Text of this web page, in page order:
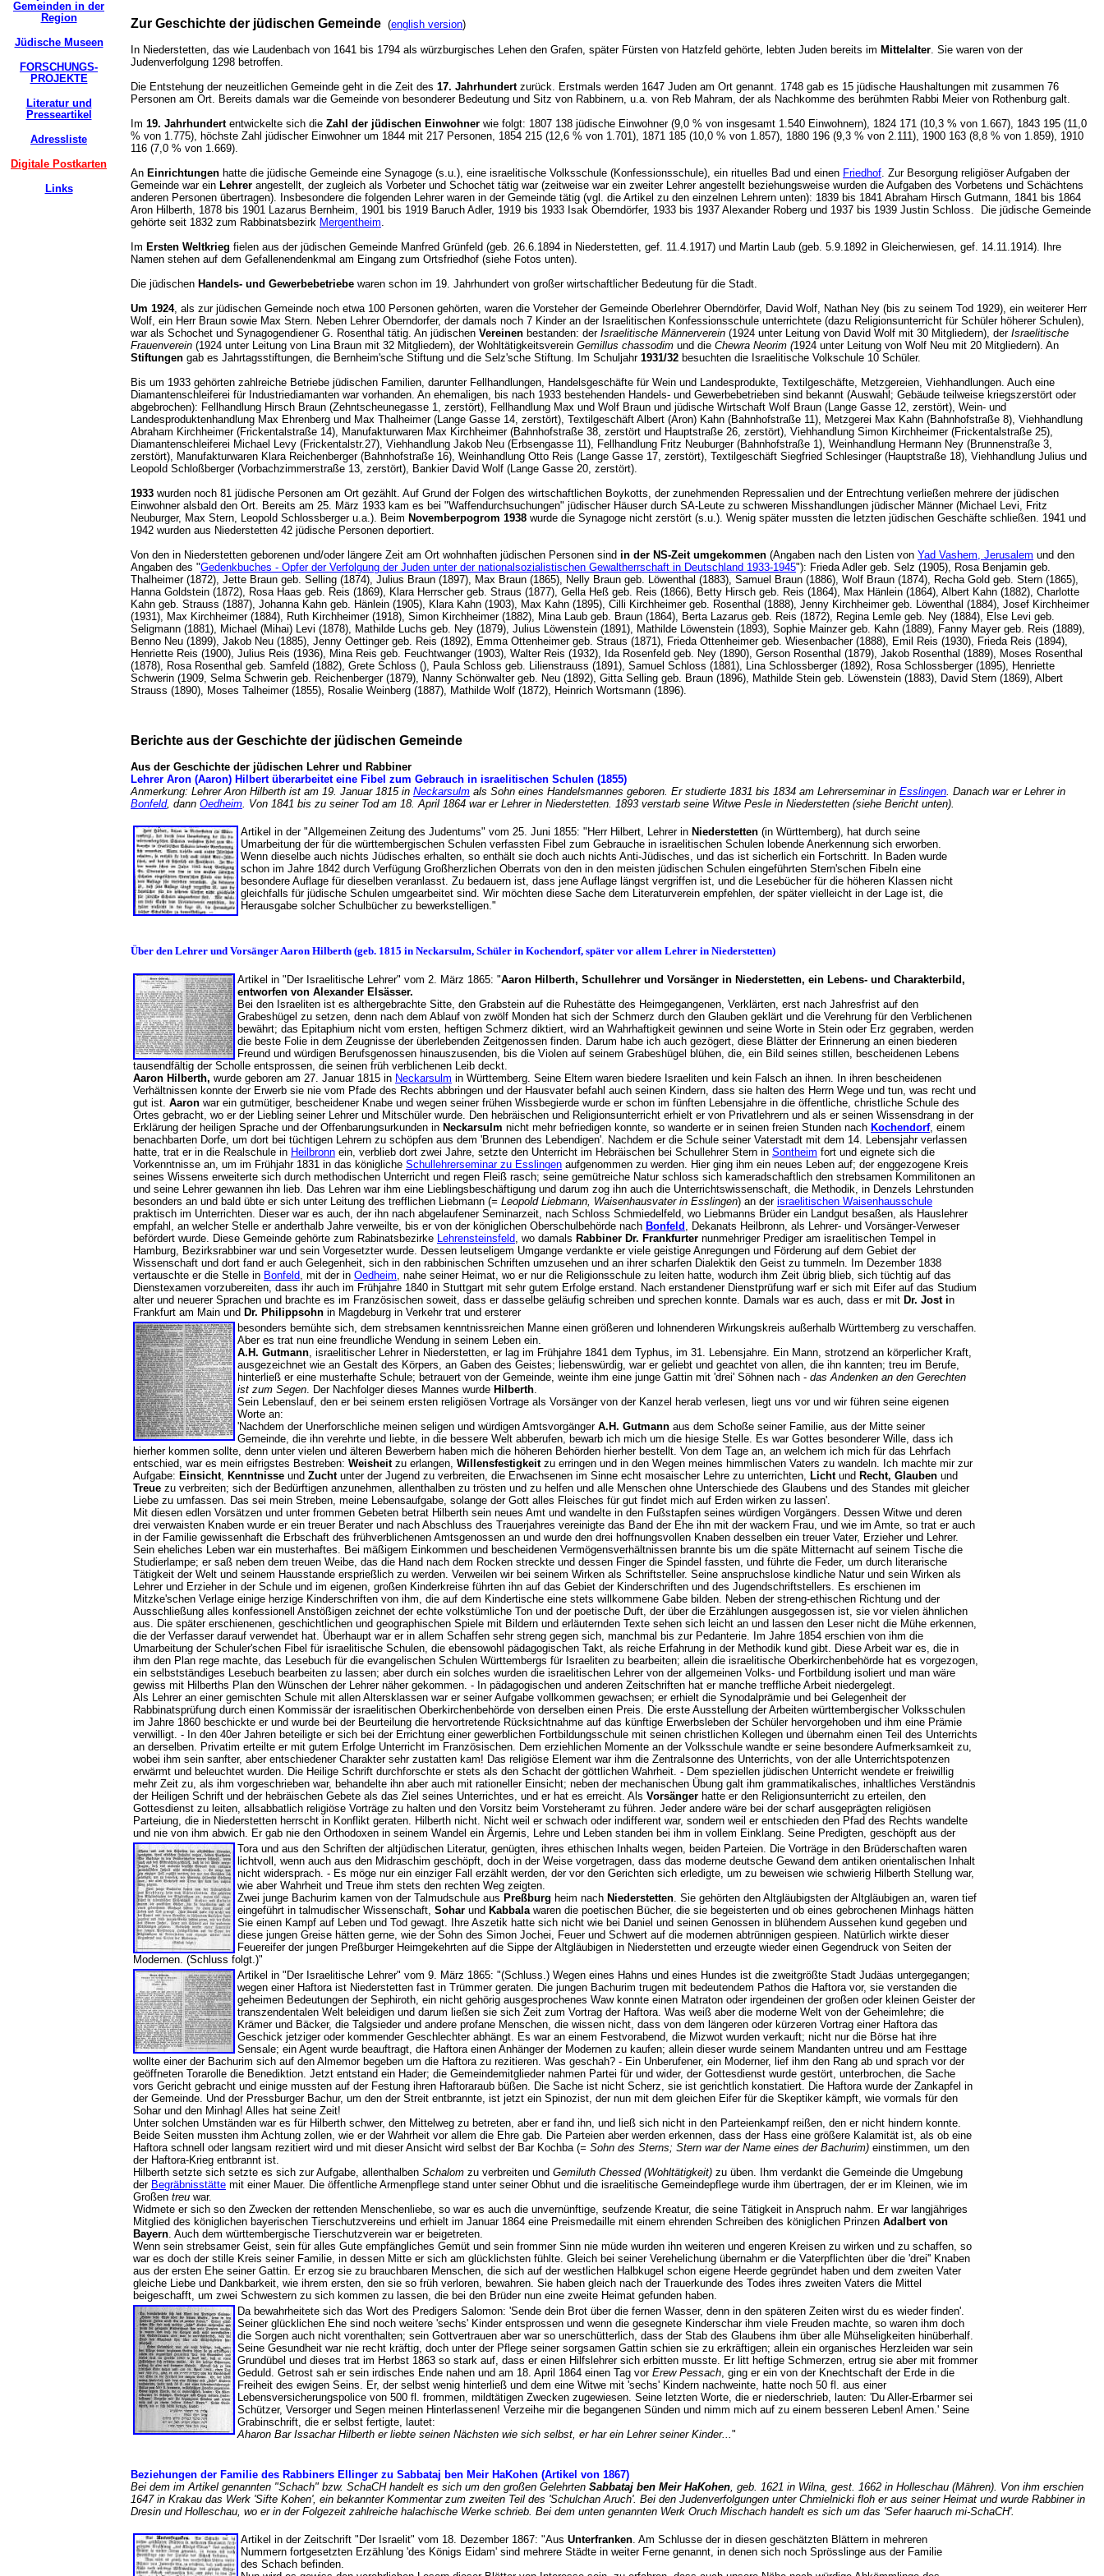
Gemeinden in der
Region
Jüdische Museen
FORSCHUNGS-
PROJEKTE
Literatur und
Presseartikel
Adressliste
Digitale Postkarten
Links
Zur Geschichte der jüdischen Gemeinde (english version)
In Niederstetten, das wie Laudenbach von 1641 bis 1794 als würzburgisches Lehen den Grafen, später Fürsten von Hatzfeld gehörte, lebten Juden bereits im Mittelalter. Sie waren von der
Judenverfolgung 1298 betroffen.
Die Entstehung der neuzeitlichen Gemeinde geht in die Zeit des 17. Jahrhundertzurück. Erstmals werden 1647 Juden am Ort genannt. 1748 gab es 15 jüdische Haushaltungen mit zusammen 76
Personen am Ort. Bereits damals war die Gemeinde von besonderer Bedeutung und Sitz von Rabbinern, u.a. von Reb Mahram, der als Nachkomme des berühmten Rabbi Meier von Rothenburg galt.
Im 19. Jahrhundertentwickelte sich die Zahl der jüdischen Einwohner wie folgt: 1807 138 jüdische Einwohner (9,0 % von insgesamt 1.540 Einwohnern), 1824 171 (10,3 % von 1.667), 1843 195 (11,0
% von 1.775), höchste Zahl jüdischer Einwohner um 1844 mit 217 Personen, 1854 215 (12,6 % von 1.701), 1871 185 (10,0 % von 1.857), 1880 196 (9,3 % von 2.111), 1900 163 (8,8 % von 1.859), 1910
116 (7,0 % von 1.669).
An Einrichtungen hatte die jüdische Gemeinde eine Synagoge (s.u.), eine israelitische Volksschule (Konfessionsschule), ein rituelles Bad und einen Friedhof. Zur Besorgung religiöser Aufgaben der
Gemeinde war ein Lehrer angestellt, der zugleich als Vorbeter und Schochet tätig war (zeitweise war ein zweiter Lehrer angestellt beziehungsweise wurden die Aufgaben des Vorbetens und Schächtens
anderen Personen übertragen). Insbesondere die folgenden Lehrer waren in der Gemeinde tätig (vgl. die Artikel zu den einzelnen Lehrern unten): 1839 bis 1841 Abraham Hirsch Gutmann, 1841 bis 1864
Aron Hilberth, 1878 bis 1901 Lazarus Bernheim, 1901 bis 1919 Baruch Adler, 1919 bis 1933 Isak Oberndörfer, 1933 bis 1937 Alexander Roberg und 1937 bis 1939 Justin Schloss. Die jüdische Gemeinde
gehörte seit 1832 zum Rabbinatsbezirk Mergentheim.
Im Ersten Weltkrieg fielen aus der jüdischen Gemeinde Manfred Grünfeld (geb. 26.6.1894 in Niederstetten, gef. 11.4.1917) und Martin Laub (geb. 5.9.1892 in Gleicherwiesen, gef. 14.11.1914). Ihre
Namen stehen auf dem Gefallenendenkmal am Eingang zum Ortsfriedhof (siehe Fotos unten).
Die jüdischen Handels- und Gewerbebetriebe waren schon im 19. Jahrhundert von großer wirtschaftlicher Bedeutung für die Stadt.
Um 1924, als zur jüdischen Gemeinde noch etwa 100 Personen gehörten, waren die Vorsteher der Gemeinde Oberlehrer Oberndörfer, David Wolf, Nathan Ney (bis zu seinem Tod 1929), ein weiterer Herr
Wolf, ein Herr Braun sowie Max Stern. Neben Lehrer Oberndorfer, der damals noch 7 Kinder an der Israelitischen Konfessionsschule unterrichtete (dazu Religionsunterricht für Schüler höherer Schulen),
war als Schochet und Synagogendiener G. Rosenthal tätig. An jüdischen Vereinen bestanden: derIsraelitische Männerverein (1924 unter Leitung von David Wolf mit 30 Mitgliedern), der Israelitische
Frauenverein (1924 unter Leitung von Lina Braun mit 32 Mitgliedern), der Wohltätigkeitsverein Gemillus chassodim und die Chewra Neorim (1924 unter Leitung von Wolf Neu mit 20 Mitgliedern). An
Stiftungen gab es Jahrtagsstiftungen, die Bernheim'sche Stiftung und die Selz'sche Stiftung. Im Schuljahr 1931/32 besuchten die Israelitische Volkschule 10 Schüler.
Bis um 1933 gehörten zahlreiche Betriebe jüdischen Familien, darunter Fellhandlungen, Handelsgeschäfte für Wein und Landesprodukte, Textilgeschäfte, Metzgereien, Viehhandlungen. Auch eine
Diamantenschleiferei für Industriediamanten war vorhanden. An ehemaligen, bis nach 1933 bestehenden Handels- und Gewerbebetrieben sind bekannt (Auswahl; Gebäude teilweise kriegszerstört oder
abgebrochen): Fellhandlung Hirsch Braun (Zehntscheunegasse 1, zerstört), Fellhandlung Max und Wolf Braun und jüdische Wirtschaft Wolf Braun (Lange Gasse 12, zerstört), Wein- und
Landesproduktenhandlung Max Ehrenberg und Max Thalheimer (Lange Gasse 14, zerstört), Textilgeschäft Albert (Aron) Kahn (Bahnhofstraße 11), Metzgerei Max Kahn (Bahnhofstraße 8), Viehhandlung
Abraham Kirchheimer (Frickentalstraße 14), Manufakturwaren Max Kirchheimer (Bahnhofstraße 38, zerstört und Hauptstraße 26, zerstört), Viehhandlung Simon Kirchheimer (Frickentalstraße 25),
Diamantenschleiferei Michael Levy (Frickentalstr.27), Viehhandlung Jakob Neu (Erbsengasse 11), Fellhandlung Fritz Neuburger (Bahnhofstraße 1), Weinhandlung Hermann Ney (Brunnenstraße 3,
zerstört), Manufakturwaren Klara Reichenberger (Bahnhofstraße 16), Weinhandlung Otto Reis (Lange Gasse 17, zerstört), Textilgeschäft Siegfried Schlesinger (Hauptstraße 18), Viehhandlung Julius und
Leopold Schloßberger (Vorbachzimmerstraße 13, zerstört), Bankier David Wolf (Lange Gasse 20, zerstört).
1933 wurden noch 81 jüdische Personen am Ort gezählt. Auf Grund der Folgen des wirtschaftlichen Boykotts, der zunehmenden Repressalien und der Entrechtung verließen mehrere der jüdischen
Einwohner alsbald den Ort. Bereits am 25. März 1933 kam es bei "Waffendurchsuchungen" jüdischer Häuser durch SA-Leute zu schweren Misshandlungen jüdischer Männer (Michael Levi, Fritz
Neuburger, Max Stern, Leopold Schlossberger u.a.). Beim Novemberpogrom 1938 wurde die Synagoge nicht zerstört (s.u.). Wenig später mussten die letzten jüdischen Geschäfte schließen. 1941 und
1942 wurden aus Niederstetten 42 jüdische Personen deportiert.
Von den in Niederstetten geborenen und/oder längere Zeit am Ort wohnhaften jüdischen Personen sind in der NS-Zeit umgekommen (Angaben nach den Listen von Yad Vashem, Jerusalem und den
Angaben des "Gedenkbuches - Opfer der Verfolgung der Juden unter der nationalsozialistischen Gewaltherrschaft in Deutschland 1933-1945"): Frieda Adler geb. Selz (1905), Rosa Benjamin geb.
Thalheimer (1872), Jette Braun geb. Selling (1874), Julius Braun (1897), Max Braun (1865), Nelly Braun geb. Löwenthal (1883), Samuel Braun (1886), Wolf Braun (1874), Recha Gold geb. Stern (1865),
Hanna Goldstein (1872), Rosa Haas geb. Reis (1869), Klara Herrscher geb. Straus (1877), Gella Heß geb. Reis (1866), Betty Hirsch geb. Reis (1864), Max Hänlein (1864), Albert Kahn (1882), Charlotte
Kahn geb. Strauss (1887), Johanna Kahn geb. Hänlein (1905), Klara Kahn (1903), Max Kahn (1895), Cilli Kirchheimer geb. Rosenthal (1888), Jenny Kirchheimer geb. Löwenthal (1884), Josef Kirchheimer
(1931), Max Kirchheimer (1884), Ruth Kirchheimer (1918), Simon Kirchheimer (1882), Mina Laub geb. Braun (1864), Berta Lazarus geb. Reis (1872), Regina Lemle geb. Ney (1884), Else Levi geb.
Seligmann (1881), Michael (Mihai) Levi (1878), Mathilde Luchs geb. Ney (1879), Julius Löwenstein (1891), Mathilde Löwenstein (1893), Sophie Mainzer geb. Kahn (1889), Fanny Mayer geb. Reis (1889),
Benno Neu (1899), Jakob Neu (1885), Jenny Oettinger geb. Reis (1892), Emma Ottenheimer geb. Straus (1871), Frieda Ottenheimer geb. Wiesenbacher (1888), Emil Reis (1930), Frieda Reis (1894),
Henriette Reis (1900), Julius Reis (1936), Mina Reis geb. Feuchtwanger (1903), Walter Reis (1932), Ida Rosenfeld geb. Ney (1890), Gerson Rosenthal (1879), Jakob Rosenthal (1889), Moses Rosenthal
(1878), Rosa Rosenthal geb. Samfeld (1882), Grete Schloss (), Paula Schloss geb. Lilienstrauss (1891), Samuel Schloss (1881), Lina Schlossberger (1892), Rosa Schlossberger (1895), Henriette
Schwerin (1909, Selma Schwerin geb. Reichenberger (1879), Nanny Schönwalter geb. Neu (1892), Gitta Selling geb. Braun (1896), Mathilde Stein geb. Löwenstein (1883), David Stern (1869), Albert
Strauss (1890), Moses Talheimer (1855), Rosalie Weinberg (1887), Mathilde Wolf (1872), Heinrich Wortsmann (1896).
Berichte aus der Geschichte der jüdischen Gemeinde
Aus der Geschichte der jüdischen Lehrer und Rabbiner
Lehrer Aron (Aaron) Hilbert überarbeitet eine Fibel zum Gebrauch in israelitischen Schulen (1855)
Anmerkung: Lehrer Aron Hilberth ist am 19. Januar 1815 in Neckarsulm als Sohn eines Handelsmannes geboren. Er studierte 1831 bis 1834 am Lehrerseminar in Esslingen. Danach war er Lehrer in
Bonfeld, dann Oedheim. Von 1841 bis zu seiner Tod am 18. April 1864 war er Lehrer in Niederstetten. 1893 verstarb seine Witwe Pesle in Niederstetten (siehe Bericht unten).
Artikel in der "Allgemeinen Zeitung des Judentums" vom 25. Juni 1855: "Herr Hilbert, Lehrer in Niederstetten (in Württemberg), hat durch seine
Umarbeitung der für die württembergischen Schulen verfassten Fibel zum Gebrauche in israelitischen Schulen lobende Anerkennung sich erworben.
Wenn dieselbe auch nichts Jüdisches erhalten, so enthält sie doch auch nichts Anti-Jüdisches, und das ist sicherlich ein Fortschritt. In Baden wurde
schon im Jahre 1842 durch Verfügung Großherzlichen Oberrats von den in den meisten jüdischen Schulen eingeführten Stern'schen Fibeln eine
besondere Auflage für dieselben veranlasst. Zu bedauern ist, dass jene Auflage längst vergriffen ist, und die Lesebücher für die höheren Klassen nicht
gleichfalls für jüdische Schulen umgearbeitet sind. Wir möchten diese Sache dem Literaturverein empfehlen, der später vielleicht in der Lage ist, die
Herausgabe solcher Schulbücher zu bewerkstelligen."
Über den Lehrer und Vorsänger Aaron Hilberth (geb. 1815 in Neckarsulm, Schüler in Kochendorf, später vor allem Lehrer in Niederstetten)
Artikel in "Der Israelitische Lehrer" vom 2. März 1865: "Aaron Hilberth, Schullehrer und Vorsänger in Niederstetten, ein Lebens- und Charakterbild,
entworfen von Alexander Elsässer.
Bei den Israeliten ist es althergebrachte Sitte, den Grabstein auf die Ruhestätte des Heimgegangenen, Verklärten, erst nach Jahresfrist auf den
Grabeshügel zu setzen, denn nach dem Ablauf von zwölf Monden hat sich der Schmerz durch den Glauben geklärt und die Verehrung für den Verblichenen
bewährt; das Epitaphium nicht vom ersten, heftigen Schmerz diktiert, wird an Wahrhaftigkeit gewinnen und seine Worte in Stein oder Erz gegraben, werden
die beste Folie in dem Zeugnisse der überlebenden Zeitgenossen finden. Darum habe ich auch gezögert, diese Blätter der Erinnerung an einen biederen
Freund und würdigen Berufsgenossen hinauszusenden, bis die Violen auf seinem Grabeshügel blühen, die, ein Bild seines stillen, bescheidenen Lebens
tausendfältig der Scholle entsprossen, die seinen früh verblichenen Leib deckt.
Aaron Hilberth, wurde geboren am 27. Januar 1815 in Neckarsulm in Württemberg. Seine Eltern waren biedere Israeliten und kein Falsch an ihnen. In ihren bescheidenen
Verhältnissen konnte der Erwerb sie nie vom Pfade des Rechts abbringen und der Hausvater befahl auch seinen Kindern, dass sie halten des Herrn Wege und tun, was recht und
gut ist. Aaron war ein gutmütiger, bescheidener Knabe und wegen seiner frühen Wissbegierde wurde er schon im fünften Lebensjahre in die öffentliche, christliche Schule des
Ortes gebracht, wo er der Liebling seiner Lehrer und Mitschüler wurde. Den hebräischen und Religionsunterricht erhielt er von Privatlehrern und als er seinen Wissensdrang in der
Erklärung der heiligen Sprache und der Offenbarungsurkunden in Neckarsulm nicht mehr befriedigen konnte, so wanderte er in seinen freien Stunden nach Kochendorf, einem
benachbarten Dorfe, um dort bei tüchtigen Lehrern zu schöpfen aus dem 'Brunnen des Lebendigen'. Nachdem er die Schule seiner Vaterstadt mit dem 14. Lebensjahr verlassen
hatte, trat er in die Realschule in Heilbronn ein, verblieb dort zwei Jahre, setzte den Unterricht im Hebräischen bei Schullehrer Stern in Sontheim fort und eignete sich die
Vorkenntnisse an, um im Frühjahr 1831 in das königliche Schullehrerseminar zu Esslingen aufgenommen zu werden. Hier ging ihm ein neues Leben auf; der enggezogene Kreis
seines Wissens erweiterte sich durch methodischen Unterricht und regen Fleiß rasch; seine gemütreiche Natur schloss sich kameradschaftlich den strebsamen Kommilitonen an
und seine Lehrer gewannen ihn lieb. Das Lehren war ihm eine Lieblingsbeschäftigung und darum zog ihn auch die Unterrichtswissenschaft, die Methodik, in Denzels Lehrstunden
besonders an und bald übte er sich unter Leitung des trefflichen Liebmann (= Leopold Liebmann, Waisenhausvater in Esslingen) an der israelitischen Waisenhausschule
praktisch im Unterrichten. Dieser war es auch, der ihn nach abgelaufener Seminarzeit, nach Schloss Schmiedelfeld, wo Liebmanns Brüder ein Landgut besaßen, als Hauslehrer
empfahl, an welcher Stelle er anderthalb Jahre verweilte, bis er von der königlichen Oberschulbehörde nach Bonfeld , Dekanats Heilbronn, als Lehrer- und Vorsänger-Verweser
befördert wurde. Diese Gemeinde gehörte zum Rabinatsbezirke Lehrensteinsfeld, wo damals Rabbiner Dr. Frankfurter nunmehriger Prediger am israelitischen Tempel in
Hamburg, Bezirksrabbiner war und sein Vorgesetzter wurde. Dessen leutseligem Umgange verdankte er viele geistige Anregungen und Förderung auf dem Gebiet der
Wissenschaft und dort fand er auch Gelegenheit, sich in den rabbinischen Schriften umzusehen und an ihrer scharfen Dialektik den Geist zu tummeln. Im Dezember 1838
vertauschte er die Stelle in Bonfeld, mit der in Oedheim, nahe seiner Heimat, wo er nur die Religionsschule zu leiten hatte, wodurch ihm Zeit übrig blieb, sich tüchtig auf das
Dienstexamen vorzubereiten, dass ihr auch im Frühjahre 1840 in Stuttgart mit sehr gutem Erfolge erstand. Nach erstandener Dienstprüfung warf er sich mit Eifer auf das Studium
alter und neuerer Sprachen und brachte es im Französischen soweit, dass er dasselbe geläufig schreiben und sprechen konnte. Damals war es auch, dass er mit Dr. Jost in
Frankfurt am Main und Dr. Philippsohn in Magdeburg in Verkehr trat und ersterer
besonders bemühte sich, dem strebsamen kenntnissreichen Manne einen größeren und lohnenderen Wirkungskreis außerhalb Württemberg zu verschaffen.
Aber es trat nun eine freundliche Wendung in seinem Leben ein.
A.H. Gutmann, israelitischer Lehrer in Niederstetten, er lag im Frühjahre 1841 dem Typhus, im 31. Lebensjahre. Ein Mann, strotzend an körperlicher Kraft,
ausgezeichnet wie an Gestalt des Körpers, an Gaben des Geistes; liebenswürdig, war er geliebt und geachtet von allen, die ihn kannten; treu im Berufe,
hinterließ er eine musterhafte Schule; betrauert von der Gemeinde, weinte ihm eine junge Gattin mit 'drei' Söhnen nach - das Andenken an den Gerechten
ist zum Segen. Der Nachfolger dieses Mannes wurde Hilberth.
Sein Lebenslauf, den er bei seinem ersten religiösen Vortrage als Vorsänger von der Kanzel herab verlesen, liegt uns vor und wir führen seine eigenen
Worte an:
'Nachdem der Unerforschliche meinen seligen und würdigen AmtsvorgängerA.H. Gutmann aus dem Schoße seiner Familie, aus der Mitte seiner
Gemeinde, die ihn verehrte und liebte, in die bessere Welt abberufen, bewarb ich mich um die hiesige Stelle. Es war Gottes besonderer Wille, dass ich
hierher kommen sollte, denn unter vielen und älteren Bewerbern haben mich die höheren Behörden hierher bestellt. Von dem Tage an, an welchem ich mich für das Lehrfach
entschied, war es mein eifrigstes Bestreben: Weisheitzu erlangen, Willensfestigkeitzu erringen und in den Wegen meines himmlischen Vaters zu wandeln. Ich machte mir zur
Aufgabe: Einsicht, Kenntnisse und Zuchtunter der Jugend zu verbreiten, die Erwachsenen im Sinne echt mosaischer Lehre zu unterrichten, Lichtund Recht, Glauben und
Treue zu verbreiten; sich der Bedürftigen anzunehmen, allenthalben zu trösten und zu helfen und alle Menschen ohne Unterschiede des Glaubens und des Standes mit gleicher
Liebe zu umfassen. Das sei mein Streben, meine Lebensaufgabe, solange der Gott alles Fleisches für gut findet mich auf Erden wirken zu lassen'.
Mit diesen edlen Vorsätzen und unter frommen Gebeten betrat Hilberth sein neues Amt und wandelte in den Fußstapfen seines würdigen Vorgängers. Dessen Witwe und deren
drei verwaisten Knaben wurde er ein treuer Berater und nach Abschluss des Trauerjahres vereinigte das Band der Ehe ihn mit der wackern Frau, und wie im Amte, so trat er auch
in der Familie gewissenhaft die Erbschaft des frühverblichenen Amtsgenossen an und wurde den drei hoffnungsvollen Knaben desselben ein treuer Vater, Erzieher und Lehrer.
Sein eheliches Leben war ein musterhaftes. Bei mäßigem Einkommen und bescheidenen Vermögensverhältnissen brannte bis um die späte Mitternacht auf seinem Tische die
Studierlampe; er saß neben dem treuen Weibe, das die Hand nach dem Rocken streckte und dessen Finger die Spindel fassten, und führte die Feder, um durch literarische
Tätigkeit der Welt und seinem Hausstande ersprießlich zu werden. Verweilen wir bei seinem Wirken als Schriftsteller. Seine anspruchslose kindliche Natur und sein Wirken als
Lehrer und Erzieher in der Schule und im eigenen, großen Kinderkreise führten ihn auf das Gebiet der Kinderschriften und des Jugendschriftstellers. Es erschienen im
Mitzke'schen Verlage einige herzige Kinderschriften von ihm, die auf dem Kindertische eine stets willkommene Gabe bilden. Neben der streng-ethischen Richtung und der
Ausschließung alles konfessionell Anstößigen zeichnet der echte volkstümliche Ton und der poetische Duft, der über die Erzählungen ausgegossen ist, sie vor vielen ähnlichen
aus. Die später erschienenen, geschichtlichen und geographischen Spiele mit Bildern und erläuternden Texte sehen sich leicht an und lassen den Leser nicht die Mühe erkennen,
die der Verfasser darauf verwendet hat. Überhaupt war er in allem Schaffen sehr streng gegen sich, manchmal bis zur Pedanterie. Im Jahre 1854 erschien von ihm die
Umarbeitung der Schuler'schen Fibel für israelitische Schulen, die ebensowohl pädagogischen Takt, als reiche Erfahrung in der Methodik kund gibt. Diese Arbeit war es, die in
ihm den Plan rege machte, das Lesebuch für die evangelischen Schulen Württembergs für Israeliten zu bearbeiten; allein die israelitische Oberkirchenbehörde hat es vorgezogen,
ein selbstständiges Lesebuch bearbeiten zu lassen; aber durch ein solches wurden die israelitischen Lehrer von der allgemeinen Volks- und Fortbildung isoliert und man wäre
gewiss mit Hilberths Plan den Wünschen der Lehrer näher gekommen. - In pädagogischen und anderen Zeitschriften hat er manche treffliche Arbeit niedergelegt.
Als Lehrer an einer gemischten Schule mit allen Altersklassen war er seiner Aufgabe vollkommen gewachsen; er erhielt die Synodalprämie und bei Gelegenheit der
Rabbinatsprüfung durch einen Kommissär der israelitischen Oberkirchenbehörde von derselben einen Preis. Die erste Ausstellung der Arbeiten württembergischer Volksschulen
im Jahre 1860 beschickte er und wurde bei der Beurteilung die hervortretende Rücksichtnahme auf das künftige Erwerbsleben der Schüler hervorgehoben und ihm eine Prämie
verwilligt. - In den 40er Jahren beteiligte er sich bei der Errichtung einer gewerblichen Fortbildungsschule mit seinen christlichen Kollegen und übernahm einen Teil des Unterrichts
an derselben. Privatim erteilte er mit gutem Erfolge Unterricht im Französischen. Dem erziehlichen Momente an der Volksschule wandte er seine besondere Aufmerksamkeit zu,
wobei ihm sein sanfter, aber entschiedener Charakter sehr zustatten kam! Das religiöse Element war ihm die Zentralsonne des Unterrichts, von der alle Unterrichtspotenzen
erwärmt und beleuchtet wurden. Die Heilige Schrift durchforschte er stets als den Schacht der göttlichen Wahrheit. - Dem speziellen jüdischen Unterricht wendete er freiwillig
mehr Zeit zu, als ihm vorgeschrieben war, behandelte ihn aber auch mit rationeller Einsicht; neben der mechanischen Übung galt ihm grammatikalisches, inhaltliches Verständnis
der Heiligen Schrift und der hebräischen Gebete als das Ziel seines Unterrichtes, und er hat es erreicht. Als Vorsänger hatte er den Religionsunterricht zu erteilen, den
Gottesdienst zu leiten, allsabbatlich religiöse Vorträge zu halten und den Vorsitz beim Vorsteheramt zu führen. Jeder andere wäre bei der scharf ausgeprägten religiösen
Parteiung, die in Niederstetten herrscht in Konflikt geraten. Hilberth nicht. Nicht weil er schwach oder indifferent war, sondern weil er entschieden den Pfad des Rechts wandelte
und nie von ihm abwich. Er gab nie den Orthodoxen in seinem Wandel ein Ärgernis, Lehre und Leben standen bei ihm in vollem Einklang. Seine Predigten, geschöpft aus der
Tora und aus den Schriften der altjüdischen Literatur, genügten, ihres ethischen Inhalts wegen, beiden Parteien. Die Vorträge in den Brüderschaften waren
lichtvoll, wenn auch aus den Midraschim geschöpft, doch in der Weise vorgetragen, dass das moderne deutsche Gewand dem antiken orientalischen Inhalt
nicht widersprach. - Es möge nur ein einziger Fall erzählt werden, der vor den Gerichten sich erledigte, um zu beweisen wie schwierig Hilberth Stellung war,
wie aber Wahrheit und Treue ihm stets den rechten Weg zeigten.
Zwei junge Bachurim kamen von der Talmudschule aus Preßburg heim nach Niederstetten. Sie gehörten den Altgläubigsten der Altgläubigen an, waren tief
eingeführt in talmudischer Wissenschaft, Sohar und Kabbalawaren die poetischen Bücher, die sie begeisterten und ob eines gebrochenen Minhags hätten
Sie einen Kampf auf Leben und Tod gewagt. Ihre Aszetik hatte sich nicht wie bei Daniel und seinen Genossen in blühendem Aussehen kund gegeben und
diese jungen Greise hätten gerne, wie der Sohn des Simon Jochei, Feuer und Schwert auf die modernen abtrünnigen gespieen. Natürlich wirkte dieser
Feuereifer der jungen Preßburger Heimgekehrten auf die Sippe der Altgläubigen in Niederstetten und erzeugte wieder einen Gegendruck von Seiten der
Modernen. (Schluss folgt.)"
Artikel in "Der Israelitische Lehrer" vom 9. März 1865: "(Schluss.) Wegen eines Hahns und eines Hundes ist die zweitgrößte Stadt Judäas untergegangen;
wegen einer Haftora ist Niederstetten fast in Trümmer geraten. Die jungen Bachurim trugen mit bedeutendem Pathos die Haftora vor, sie verstanden die
geheimen Bedeutungen der Sephiroth, ein nicht gehörig ausgesprochenes Waw konnte einen Matraton oder irgendeinen der großen oder kleinen Geister der
transzendentalen Welt beleidigen und darum ließen sie sich Zeit zum Vortrag der Haftora. Was weiß aber die moderne Welt von der Geheimlehre; die
Krämer und Bäcker, die Talgsieder und andere profane Menschen, die wissen nicht, dass von dem längeren oder kürzeren Vortrag einer Haftora das
Geschick jetziger oder kommender Geschlechter abhängt. Es war an einem Festvorabend, die Mizwot wurden verkauft; nicht nur die Börse hat ihre
Sensale; ein Agent wurde beauftragt, die Haftora einen Anhänger der Modernen zu kaufen; allein dieser wurde seinem Mandanten untreu und am Festtage
wollte einer der Bachurim sich auf den Almemor begeben um die Haftora zu rezitieren. Was geschah? - Ein Unberufener, ein Moderner, lief ihm den Rang ab und sprach vor der
geöffneten Torarolle die Benediktion. Jetzt entstand ein Hader; die Gemeindemitglieder nahmen Partei für und wider, der Gottesdienst wurde gestört, unterbrochen, die Sache
vors Gericht gebracht und einige mussten auf der Festung ihren Haftoraraub büßen. Die Sache ist nicht Scherz, sie ist gerichtlich konstatiert. Die Haftora wurde der Zankapfel in
der Gemeinde. Und der Pressburger Bachur, um den der Streit entbrannte, ist jetzt ein Spinozist, der nun mit dem gleichen Eifer für die Skeptiker kämpft, wie vormals für den
Sohar und den Minhag! Alles hat seine Zeit!
Unter solchen Umständen war es für Hilberth schwer, den Mittelweg zu betreten, aber er fand ihn, und ließ sich nicht in den Parteienkampf reißen, den er nicht hindern konnte.
Beide Seiten mussten ihm Achtung zollen, wie er der Wahrheit vor allem die Ehre gab. Die Parteien aber werden erkennen, dass der Hass eine größere Kalamität ist, als ob eine
Haftora schnell oder langsam rezitiert wird und mit dieser Ansicht wird selbst der Bar Kochba (= Sohn des Sterns; Stern war der Name eines der Bachurim) einstimmen, um den
der Haftora-Krieg entbrannt ist.
Hilberth setzte sich setzte es sich zur Aufgabe, allenthalben Schalom zu verbreiten und Gemiluth Chessed (Wohltätigkeit) zu üben. Ihm verdankt die Gemeinde die Umgebung
der Begräbnisstätte mit einer Mauer. Die öffentliche Armenpflege stand unter seiner Obhut und die israelitische Gemeindepflege wurde ihm übertragen, der er im Kleinen, wie im
Großen treu war.
Widmete er sich so den Zwecken der rettenden Menschenliebe, so war es auch die unvernünftige, seufzende Kreatur, die seine Tätigkeit in Anspruch nahm. Er war langjähriges
Mitglied des königlichen bayerischen Tierschutzvereins und erhielt im Januar 1864 eine Preismedaille mit einem ehrenden Schreiben des königlichen Prinzen Adalbert von
Bayern. Auch dem württembergische Tierschutzverein war er beigetreten.
Wenn sein strebsamer Geist, sein für alles Gute empfängliches Gemüt und sein frommer Sinn nie müde wurden ihn weiteren und engeren Kreisen zu wirken und zu schaffen, so
war es doch der stille Kreis seiner Familie, in dessen Mitte er sich am glücklichsten fühlte. Gleich bei seiner Verehelichung übernahm er die Vaterpflichten über die 'drei'' Knaben
aus der ersten Ehe seiner Gattin. Er erzog sie zu brauchbaren Menschen, die sich auf der westlichen Halbkugel schon eigene Heerde gegründet haben und dem zweiten Vater
gleiche Liebe und Dankbarkeit, wie ihrem ersten, den sie so früh verloren, bewahren. Sie haben gleich nach der Trauerkunde des Todes ihres zweiten Vaters die Mittel
beigeschafft, um zwei Schwestern zu sich kommen zu lassen, die bei den Brüder nun eine zweite Heimat gefunden haben.
Da bewahrheitete sich das Wort des Predigers Salomon: 'Sende dein Brot über die fernen Wasser, denn in den späteren Zeiten wirst du es wieder finden'.
Seiner glücklichen Ehe sind noch weitere 'sechs' Kinder entsprossen und wenn die gesegnete Kinderschar ihm viele Freuden machte, so waren ihm doch
die Sorgen auch nicht vorenthalten; sein Gottvertrauen aber war so unerschütterlich, dass der Stab des Glaubens ihm über alle Mühseligkeiten hinüberhalf.
Seine Gesundheit war nie recht kräftig, doch unter der Pflege seiner sorgsamen Gattin schien sie zu erkräftigen; allein ein organisches Herzleiden war sein
Grundübel und dieses trat im Herbst 1863 so stark auf, dass er einen Hilfslehrer sich erbitten musste. Er litt heftige Schmerzen, ertrug sie aber mit frommer
Geduld. Getrost sah er sein irdisches Ende nahen und am 18. April 1864 einen Tag vor Erew Pessach, ging er ein von der Knechtschaft der Erde in die
Freiheit des ewigen Seins. Er, der selbst wenig hinterließ und dem eine Witwe mit 'sechs' Kindern nachweinte, hatte noch 50 fl. aus einer
Lebensversicherungspolice von 500 fl. frommen, mildtätigen Zwecken zugewiesen. Seine letzten Worte, die er niederschrieb, lauten: 'Du Aller-Erbarmer sei
Schützer, Versorger und Segen meinen Hinterlassenen! Verzeihe mir die begangenen Sünden und nimm mich auf zu einem besseren Leben! Amen.' Seine
Grabinschrift, die er selbst fertigte, lautet:
Aharon Bar Issachar Hilberth er liebte seinen Nächsten wie sich selbst, er har ein Lehrer seiner Kinder..."
Beziehungen der Familie des Rabbiners Ellinger zu Sabbataj ben Meir HaKohen (Artikel von 1867)
Bei dem im Artikel genannten "Schach" bzw. SchaCH handelt es sich um den großen Gelehrten Sabbataj ben Meir HaKohen, geb. 1621 in Wilna, gest. 1662 in Holleschau (Mähren). Von ihm erschien
1647 in Krakau das Werk 'Sifte Kohen', ein bekannter Kommentar zum zweiten Teil des 'Schulchan Aruch'. Bei den Judenverfolgungen unter Chmielnicki floh er aus seiner Heimat und wurde Rabbiner in
Dresin und Holleschau, wo er in der Folgezeit zahlreiche halachische Werke schrieb. Bei dem unten genannten Werk Oruch Mischach handelt es sich um das 'Sefer haaruch mi-SchaCH'.
Artikel in der Zeitschrift "Der Israelit" vom 18. Dezember 1867: "Aus Unterfranken. Am Schlusse der in diesen geschätzten Blättern in mehreren
Nummern fortgesetzten Erzählung 'des Königs Eidam' sind mehrere Städte in weiter Ferne genannt, in denen sich noch Sprösslinge aus der Familie
des Schach befinden.